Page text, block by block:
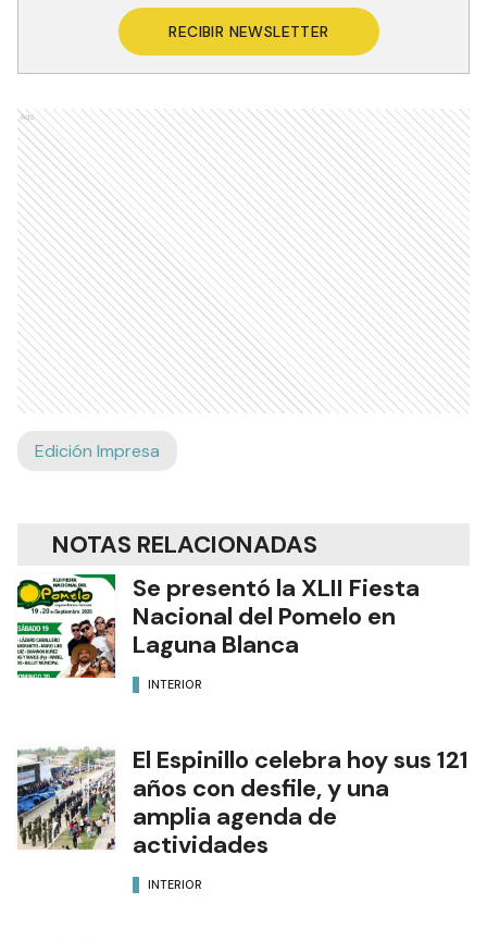
RECIBIR NEWSLETTER
Ads
Edición Impresa
NOTAS RELACIONADAS
Se presentó la XLII Fiesta
Nacional del Pomelo en
Laguna Blanca
INTERIOR
El Espinillo celebra hoy sus 121
años con desfile, y una
amplia agenda de
actividades
INTERIOR